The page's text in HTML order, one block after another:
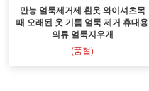
만능 얼룩제거제 흰옷 와이셔츠목
때 오래된 옷 기름 얼룩 제거 휴대용
의류 얼룩지우개
(품절)